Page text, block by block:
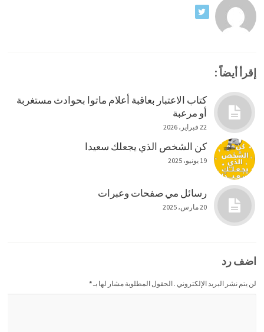
إقرأ أيضاً :
كتاب الاعتبار بعاقبة أعلام ماتوا بحوادث مستغربة
أو مرعبة
22 فبراير، 2026
كن الشخص الذي يجعلك سعيدا
19 يونيو، 2025
رسائل مي صفحات وعبرات
20 مارس، 2025
اضف رد
لن يتم نشر البريد الإلكتروني . الحقول المطلوبة مشار لها بـ*